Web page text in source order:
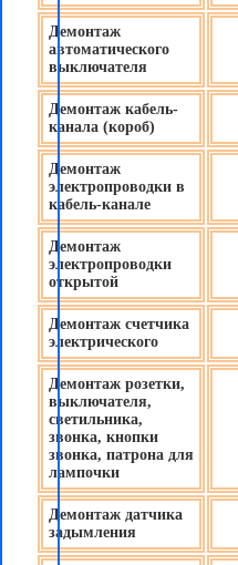
Демонтаж
автоматического
выключателя
Демонтаж кабель-
канала (короб)
Демонтаж
электропроводки в
кабель-канале
Демонтаж
электропроводки
открытой
Демонтаж счетчика
электрического
Демонтаж розетки,
выключателя,
светильника,
звонка, кнопки
звонка, патрона для
лампочки
Демонтаж датчика
задымления